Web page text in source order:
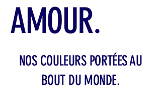
AMOUR.
NOS COULEURS PORTÉES AU
BOUT DU MONDE.